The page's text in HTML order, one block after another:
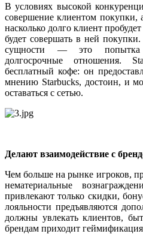
В условиях высокой
совершение клиентом
насколько долго клиент
будет совершать в ней
сущности — это попытка
долгосрочные отношения.
бесплатный кофе: он
мнению Starbucks, достоин, и
оставаться с сетью.
Делают взаимодействие с
Чем больше на рынке игроков,
нематериальные
привлекают только скидки,
лояльности предъявляются
должны увлекать клиентов,
брендам приходит